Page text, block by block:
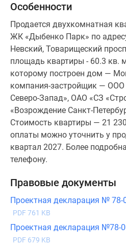
Особенности
Продается двухкомнатная
ЖК «Дыбенко Парк» по
Невский, Товарищеский
площадь квартиры - 60.3 кв.
которому построен дом —
компания-застройщик —
Северо-Запад», ОАО «СЗ
«Возрождение Санкт-
Стоимость квартиры — 21
оплаты можно уточнить у
квартал 2027. Более
телефону.
Правовые документы
Проектная декларация № 78-
PDF 761 KB
Проектная декларация №78-
PDF 679 KB